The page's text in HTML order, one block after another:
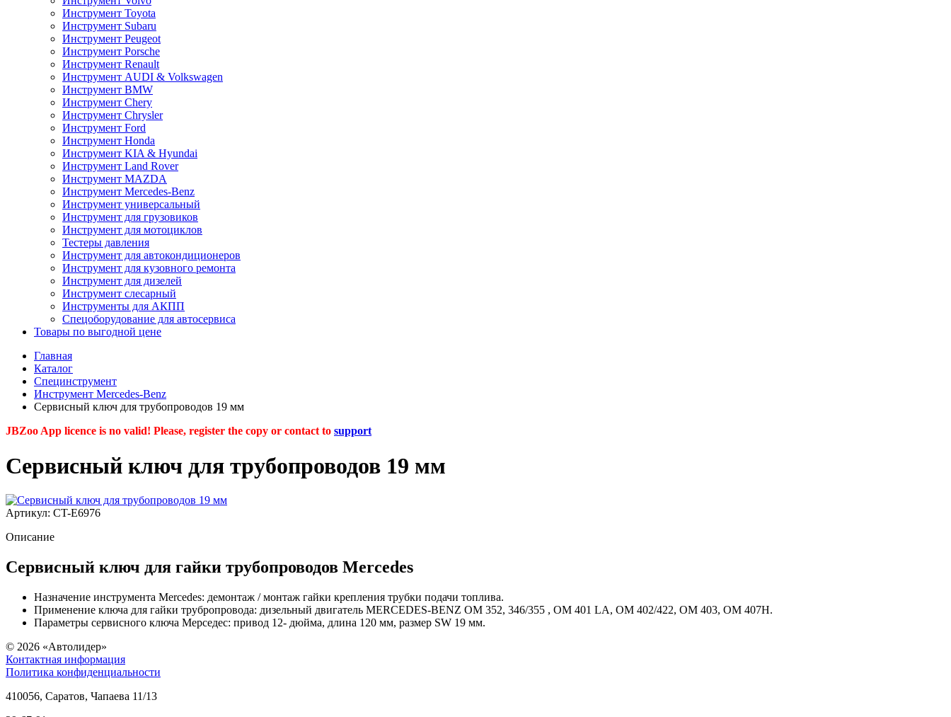
Инструмент Toyota
Инструмент Subaru
Инструмент Peugeot
Инструмент Porsche
Инструмент Renault
Инструмент AUDI & Volkswagen
Инструмент BMW
Инструмент Chery
Инструмент Chrysler
Инструмент Ford
Инструмент Honda
Инструмент KIA & Hyundai
Инструмент Land Rover
Инструмент MAZDA
Инструмент Mercedes-Benz
Инструмент универсальный
Инструмент для грузовиков
Инструмент для мотоциклов
Тестеры давления
Инструмент для автокондиционеров
Инструмент для кузовного ремонта
Инструмент для дизелей
Инструмент слесарный
Инструменты для АКПП
Спецоборудование для автосервиса
Товары по выгодной цене
Главная
Каталог
Специнструмент
Инструмент Mercedes-Benz
Сервисный ключ для трубопроводов 19 мм
JBZoo App licence is no valid! Please, register the copy or contact to support
Сервисный ключ для трубопроводов 19 мм
Артикул: CT-E6976
Описание
Сервисный ключ для гайки трубопроводов Mercedes
Назначение инструмента Mercedes: демонтаж / монтаж гайки крепления трубки подачи топлива.
Применение ключа для гайки трубропровода: дизельный двигатель MERCEDES-BENZ OM 352, 346/355 , OM 401 LA, OM 402/422, OM 403, OM 407H.
Параметры cервисного ключа Мерседес: привод 12- дюйма, длина 120 мм, размер SW 19 мм.
© 2026 «Автолидер»
Контактная информация
Политика конфиденциальности
410056, Саратов, Чапаева 11/13